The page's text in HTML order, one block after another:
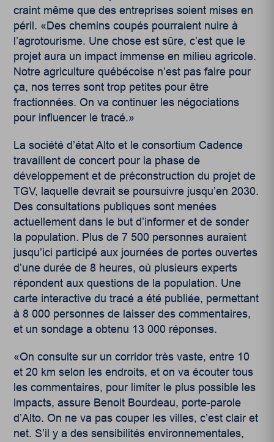
craint même que des entreprises soient mises en
péril. «Des chemins coupés pourraient nuire à
l’agrotourisme. Une chose est sûre, c’est que le
projet aura un impact immense en milieu agricole.
Notre agriculture québécoise n’est pas faire pour
ça, nos terres sont trop petites pour être
fractionnées. On va continuer les négociations
pour influencer le tracé.»
La société d’état Alto et le consortium Cadence
travaillent de concert pour la phase de
développement et de préconstruction du projet de
TGV, laquelle devrait se poursuivre jusqu’en 2030.
Des consultations publiques sont menées
actuellement dans le but d’informer et de sonder
la population. Plus de 7 500 personnes auraient
jusqu’ici participé aux journées de portes ouvertes
d’une durée de 8 heures, où plusieurs experts
répondent aux questions de la population. Une
carte interactive du tracé a été publiée, permettant
à 8 000 personnes de laisser des commentaires,
et un sondage a obtenu 13 000 réponses.
«On consulte sur un corridor très vaste, entre 10
et 20 km selon les endroits, et on va écouter tous
les commentaires, pour limiter le plus possible les
impacts, assure Benoit Bourdeau, porte-parole
d’Alto. On ne va pas couper les villes, c’est clair et
net. S’il y a des sensibilités environnementales,